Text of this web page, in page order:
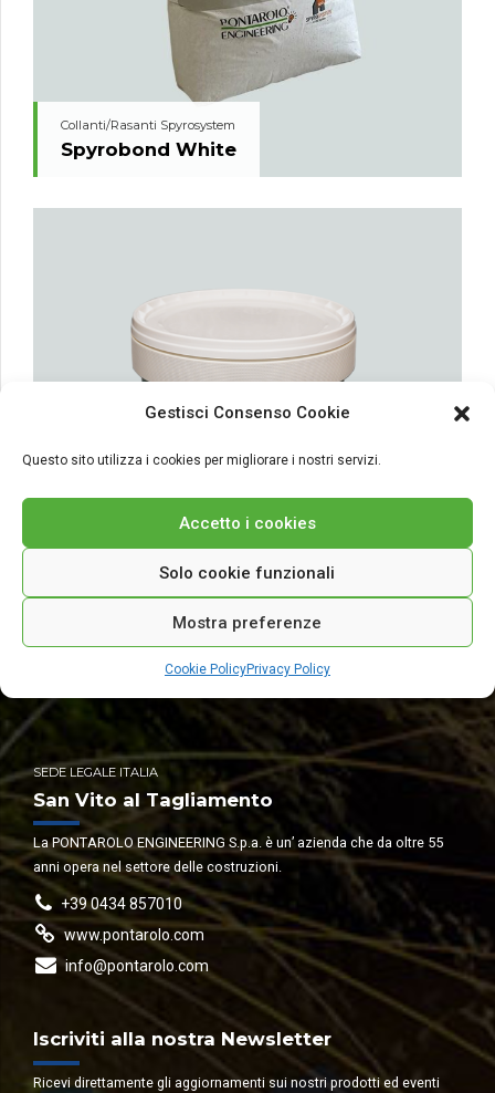
Gestisci Consenso Cookie
Questo sito utilizza i cookies per migliorare i nostri servizi.
Accetto i cookies
Solo cookie funzionali
Mostra preferenze
Cookie PolicyPrivacy Policy
Collanti/Rasanti Spyrosystem
Spyrobond White
SEDE LEGALE ITALIA
San Vito al Tagliamento
La PONTAROLO ENGINEERING S.p.a. è un’ azienda che da oltre 55
anni opera nel settore delle costruzioni.
+39 0434 857010
www.pontarolo.com
info@pontarolo.com
Iscriviti alla nostra Newsletter
Ricevi direttamente gli aggiornamenti sui nostri prodotti ed eventi